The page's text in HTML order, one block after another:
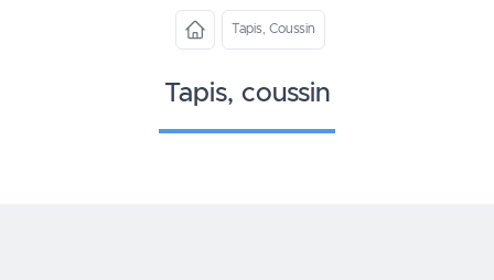
Tapis, Coussin
tapis, coussin